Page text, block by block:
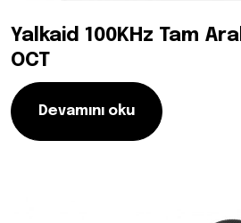
Yalkaid 100KHz Tam
OCT
Devamını oku